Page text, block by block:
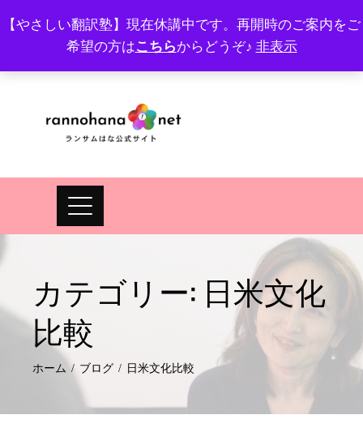
【やさしい翻訳塾】現在休講中です。再開時のご案内をご
希望の方はこちらからどうぞ♪ 非表示
プロフィール FAQ Site map JA EN
カテゴリー: 日米文化
比較
ホーム ブログ 日米文化比較